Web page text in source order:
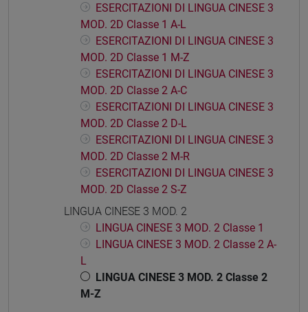
ESERCITAZIONI DI LINGUA CINESE 3
MOD. 2D Classe 1 A-L
ESERCITAZIONI DI LINGUA CINESE 3
MOD. 2D Classe 1 M-Z
ESERCITAZIONI DI LINGUA CINESE 3
MOD. 2D Classe 2 A-C
ESERCITAZIONI DI LINGUA CINESE 3
MOD. 2D Classe 2 D-L
ESERCITAZIONI DI LINGUA CINESE 3
MOD. 2D Classe 2 M-R
ESERCITAZIONI DI LINGUA CINESE 3
MOD. 2D Classe 2 S-Z
LINGUA CINESE 3 MOD. 2
LINGUA CINESE 3 MOD. 2 Classe 1
LINGUA CINESE 3 MOD. 2 Classe 2 A-
L
LINGUA CINESE 3 MOD. 2 Classe 2
M-Z